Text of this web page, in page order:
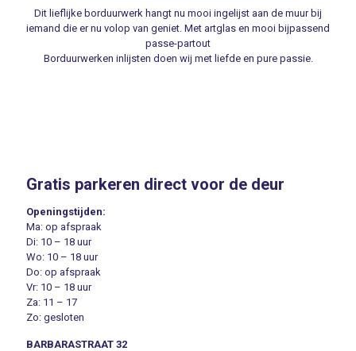
Dit lieflijke borduurwerk hangt nu mooi ingelijst aan de muur bij
iemand die er nu volop van geniet. Met artglas en mooi bijpassend
passe-partout
Borduurwerken inlijsten doen wij met liefde en pure passie.
Gratis parkeren direct voor de deur
Openingstijden:
Ma: op afspraak
Di: 10 – 18 uur
Wo: 10 – 18 uur
Do: op afspraak
Vr: 10 – 18 uur
Za: 11 – 17
Zo: gesloten
BARBARASTRAAT 32